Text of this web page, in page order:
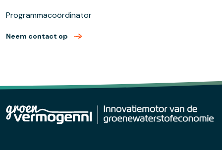
Programmacoördinator
Neem contact op met Saskia Verstege (verzend email)